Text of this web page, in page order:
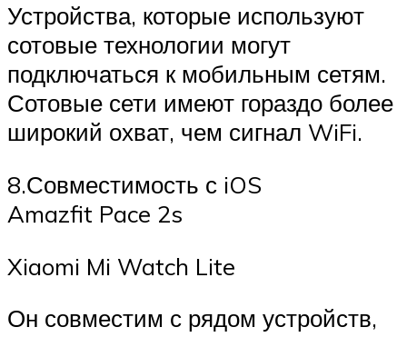
Устройства, которые используют
сотовые технологии могут
подключаться к мобильным сетям.
Сотовые сети имеют гораздо более
широкий охват, чем сигнал WiFi.
8.Совместимость с iOS
Amazfit Pace 2s
Xiaomi Mi Watch Lite
Он совместим с рядом устройств,